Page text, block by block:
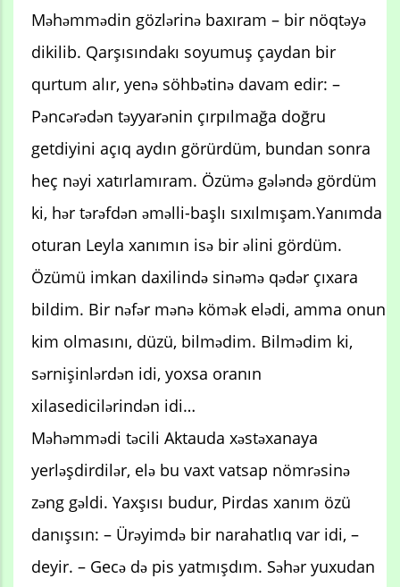
Məhəmmədin gözlərinə baxıram – bir nöqtəyə
dikilib. Qarşısındakı soyumuş çaydan bir
qurtum alır, yenə söhbətinə davam edir: –
Pəncərədən təyyarənin çırpılmağa doğru
getdiyini açıq aydın görürdüm, bundan sonra
heç nəyi xatırlamıram. Özümə gələndə gördüm
ki, hər tərəfdən əməlli-başlı sıxılmışam.Yanımda
oturan Leyla xanımın isə bir əlini gördüm.
Özümü imkan daxilində sinəmə qədər çıxara
bildim. Bir nəfər mənə kömək elədi, amma onun
kim olmasını, düzü, bilmədim. Bilmədim ki,
sərnişinlərdən idi, yoxsa oranın
xilasedicilərindən idi…
Məhəmmədi təcili Aktauda xəstəxanaya
yerləşdirdilər, elə bu vaxt vatsap nömrəsinə
zəng gəldi. Yaxşısı budur, Pirdas xanım özü
danışsın: – Ürəyimdə bir narahatlıq var idi, –
deyir. – Gecə də pis yatmışdım. Səhər yuxudan